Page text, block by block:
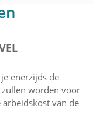
enerzijds de
worden voor
van de